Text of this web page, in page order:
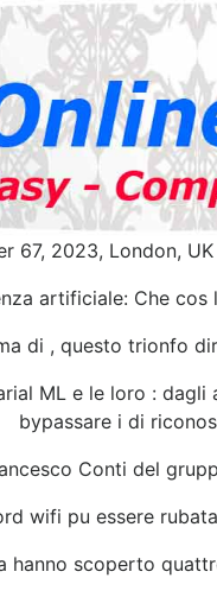
67, 2023, London,
artificiale: Che cos
di , questo trionfo
ML e le loro :
bypassare i di
Conti del
wifi pu essere
scoperto